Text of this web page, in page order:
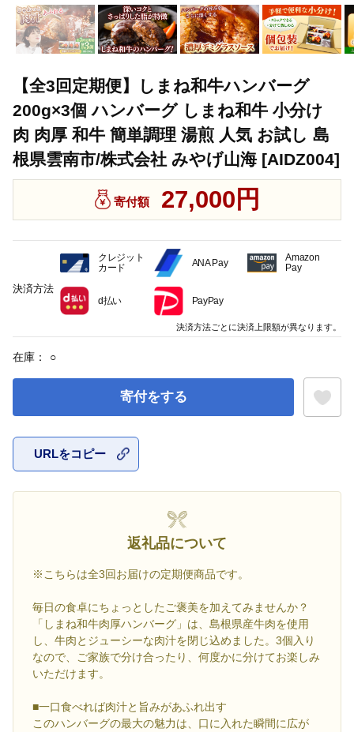
【全3回定期便】しまね和牛ハンバーグ
200g×3個 ハンバーグ しまね和牛 小分け
肉 肉厚 和牛 簡単調理 湯煎 人気 お試し 島
根県雲南市/株式会社 みやげ山海 [AIDZ004]
寄付額 27,000円
在庫： ○
寄付をする
URLをコピー
返礼品について
※こちらは全3回お届けの定期便商品です。
毎日の食卓にちょっとしたご褒美を加えてみませんか？
「しまね和牛肉厚ハンバーグ」は、島根県産牛肉を使用
し、牛肉とジューシーな肉汁を閉じ込めました。3個入り
なので、ご家族で分け合ったり、何度かに分けてお楽しみ
いただけます。
■一口食べれば肉汁と旨みがあふれ出す
このハンバーグの最大の魅力は、口に入れた瞬間に広が
決済方法
クレジット
カード
ANA Pay
Amazon
Pay
d払い PayPay
決済方法ごとに決済上限額が異なります。